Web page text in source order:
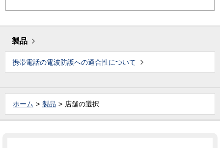
製品
携帯電話の電波防護への適合性について
ホーム 製品 店舗の選択